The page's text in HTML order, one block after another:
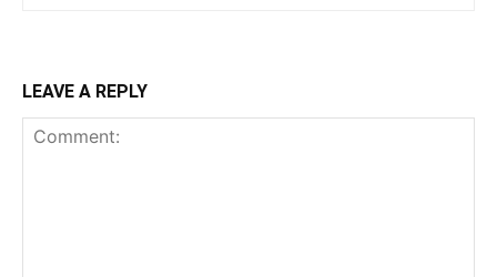
LEAVE A REPLY